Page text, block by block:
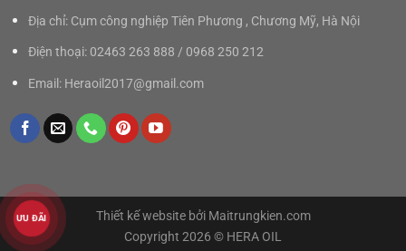
Địa chỉ: Cụm công nghiệp Tiên Phương , Chương Mỹ, Hà Nội
Điện thoại: 02463 263 888 / 0968 250 212
Email: Heraoil2017@gmail.com
Thiết kế website bởi Maitrungkien.com
Copyright 2026 © HERA OIL
ƯU ĐÃI